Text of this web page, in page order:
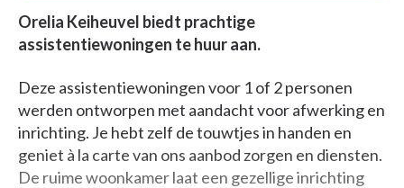
Orelia Keiheuvel biedt prachtige
assistentiewoningen te huur aan.
Deze assistentiewoningen voor 1 of 2 personen
werden ontworpen met aandacht voor afwerking en
inrichting. Je hebt zelf de touwtjes in handen en
geniet à la carte van ons aanbod zorgen en diensten.
De ruime woonkamer laat een gezellige inrichting